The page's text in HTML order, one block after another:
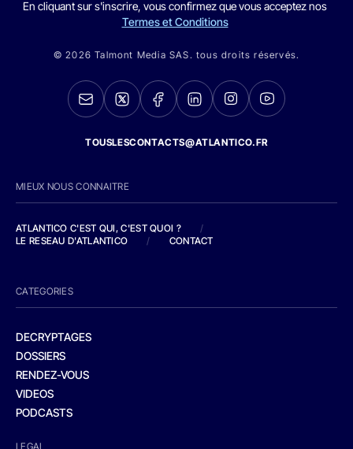
En cliquant sur s'inscrire, vous confirmez que vous acceptez nos
Termes et Conditions
© 2026 Talmont Media SAS. tous droits réservés.
TOUSLESCONTACTS@ATLANTICO.FR
MIEUX NOUS CONNAITRE
ATLANTICO C'EST QUI, C'EST QUOI ?
/
LE RESEAU D'ATLANTICO
/ CONTACT
CATEGORIES
DECRYPTAGES
DOSSIERS
RENDEZ-VOUS
VIDEOS
PODCASTS
LEGAL